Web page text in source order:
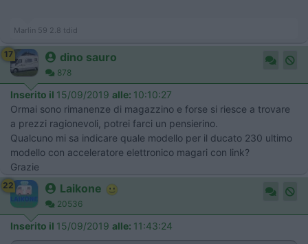
Marlin 59 2.8 tdid
17 dino sauro
878
Inserito il 15/09/2019 alle: 10:10:27
Ormai sono rimanenze di magazzino e forse si riesce a trovare
a prezzi ragionevoli, potrei farci un pensierino.
Qualcuno mi sa indicare quale modello per il ducato 230 ultimo
modello con acceleratore elettronico magari con link?
Grazie
22 Laikone
20536
Inserito il 15/09/2019 alle: 11:43:24